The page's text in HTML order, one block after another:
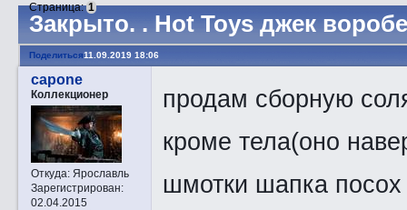
Закрытo. . Hot Toys джек
Страница:1
Поделиться11.09.2019 18:06
capone
Коллекционер
Откуда:Ярославль
Зарегистрирован:
02.04.2015
продам сборную
кроме тела(оно
шмотки шапка посох